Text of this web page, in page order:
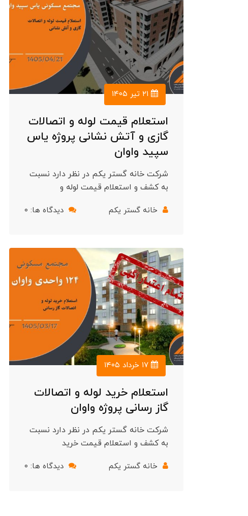
۲۱ تیر ۱۴۰۵
استعلام قیمت لوله و اتصالات
گازی و آتش نشانی پروژه یاس
سپید واوان
شرکت خانه گستر یکم در نظر دارد نسبت
به کشف و استعلام قیمت لوله و
خانه گستر یکم دیدگاه ها: ۰
۱۷ خرداد ۱۴۰۵
استعلام خرید لوله و اتصالات
گاز رسانی پروژه واوان
شرکت خانه گستر یکم در نظر دارد نسبت
به کشف و استعلام قیمت خرید
خانه گستر یکم دیدگاه ها: ۰